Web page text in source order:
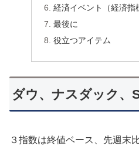
経済イベント（経済指
最後に
役立つアイテム
ダウ、ナスダック、
３指数は終値ベース、先週末